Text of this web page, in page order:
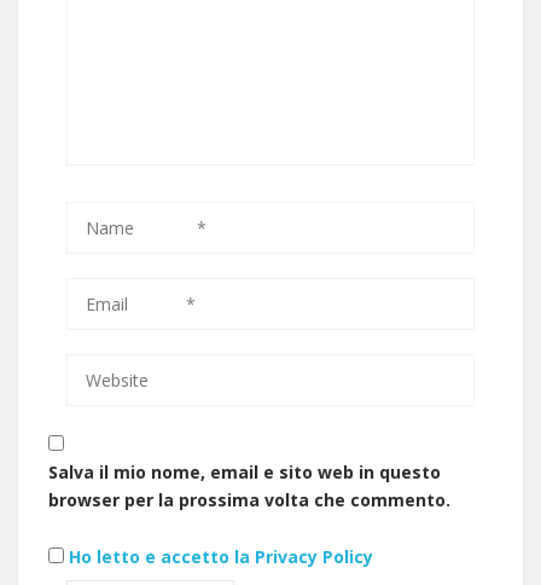
Salva il mio nome, email e sito web in questo
browser per la prossima volta che commento.
Ho letto e accetto la Privacy Policy